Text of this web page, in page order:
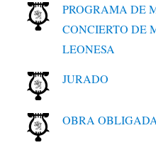
PROGRAMA DE
CONCIERTO DE
LEONESA
JURADO
OBRA